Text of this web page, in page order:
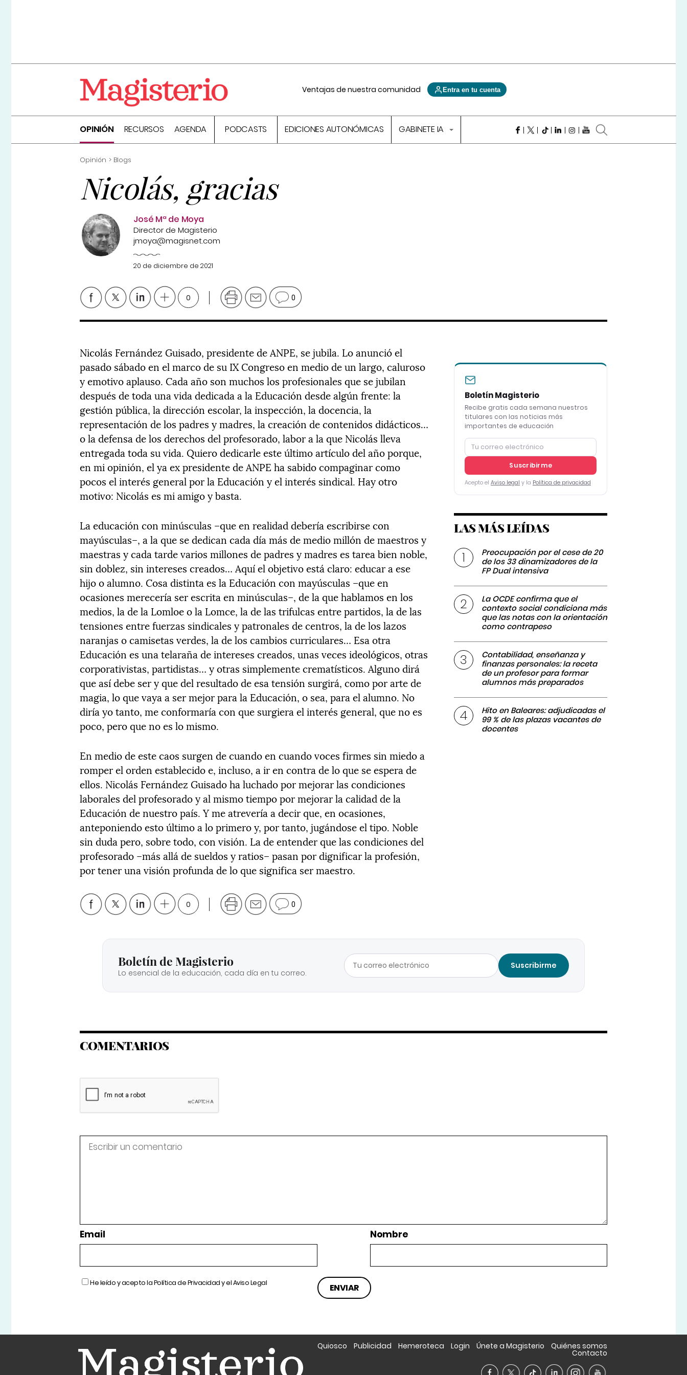
Ventajas de nuestra comunidad Entra en tu cuenta
OPINIÓN RECURSOS AGENDA PODCASTS EDICIONES AUTONÓMICAS GABINETE IA
Opinión Blogs
Nicolás, gracias
José Mª de Moya
Director de Magisterio
jmoya@magisnet.com
20 de diciembre de 2021
0 0
Nicolás Fernández Guisado, presidente de ANPE, se jubila. Lo anunció el
pasado sábado en el marco de su IX Congreso en medio de un largo, caluroso
y emotivo aplauso. Cada año son muchos los profesionales que se jubilan
después de toda una vida dedicada a la Educación desde algún frente: la
gestión pública, la dirección escolar, la inspección, la docencia, la
representación de los padres y madres, la creación de contenidos didácticos…
o la defensa de los derechos del profesorado, labor a la que Nicolás lleva
entregada toda su vida. Quiero dedicarle este último artículo del año porque,
en mi opinión, el ya ex presidente de ANPE ha sabido compaginar como
pocos el interés general por la Educación y el interés sindical. Hay otro
motivo: Nicolás es mi amigo y basta.
La educación con minúsculas –que en realidad debería escribirse con
mayúsculas–, a la que se dedican cada día más de medio millón de maestros y
maestras y cada tarde varios millones de padres y madres es tarea bien noble,
sin doblez, sin intereses creados… Aquí el objetivo está claro: educar a ese
hijo o alumno. Cosa distinta es la Educación con mayúsculas –que en
ocasiones merecería ser escrita en minúsculas–, de la que hablamos en los
medios, la de la Lomloe o la Lomce, la de las trifulcas entre partidos, la de las
tensiones entre fuerzas sindicales y patronales de centros, la de los lazos
naranjas o camisetas verdes, la de los cambios curriculares… Esa otra
Educación es una telaraña de intereses creados, unas veces ideológicos, otras
corporativistas, partidistas… y otras simplemente crematísticos. Alguno dirá
que así debe ser y que del resultado de esa tensión surgirá, como por arte de
magia, lo que vaya a ser mejor para la Educación, o sea, para el alumno. No
diría yo tanto, me conformaría con que surgiera el interés general, que no es
poco, pero que no es lo mismo.
En medio de este caos surgen de cuando en cuando voces firmes sin miedo a
romper el orden establecido e, incluso, a ir en contra de lo que se espera de
ellos. Nicolás Fernández Guisado ha luchado por mejorar las condiciones
laborales del profesorado y al mismo tiempo por mejorar la calidad de la
Educación de nuestro país. Y me atrevería a decir que, en ocasiones,
anteponiendo esto último a lo primero y, por tanto, jugándose el tipo. Noble
sin duda pero, sobre todo, con visión. La de entender que las condiciones del
profesorado –más allá de sueldos y ratios– pasan por dignificar la profesión,
por tener una visión profunda de lo que significa ser maestro.
0 0
Boletín Magisterio
Recibe gratis cada semana nuestros
titulares con las noticias más
importantes de educación
Suscribirme
Acepto el Aviso legal y la Política de privacidad
LAS MÁS LEÍDAS
Preocupación por el cese de 20
de los 33 dinamizadores de la
FP Dual intensiva
La OCDE confirma que el
contexto social condiciona más
que las notas con la orientación
como contrapeso
Contabilidad, enseñanza y
finanzas personales: la receta
de un profesor para formar
alumnos más preparados
Hito en Baleares: adjudicadas el
99 % de las plazas vacantes de
docentes
Boletín de Magisterio
Lo esencial de la educación, cada día en tu correo.
Suscribirme
COMENTARIOS
Email Nombre
He leído y acepto laPolítica de Privacidady elAviso Legal
Quiosco Publicidad Hemeroteca Login Únete a Magisterio Quiénes somos
Contacto